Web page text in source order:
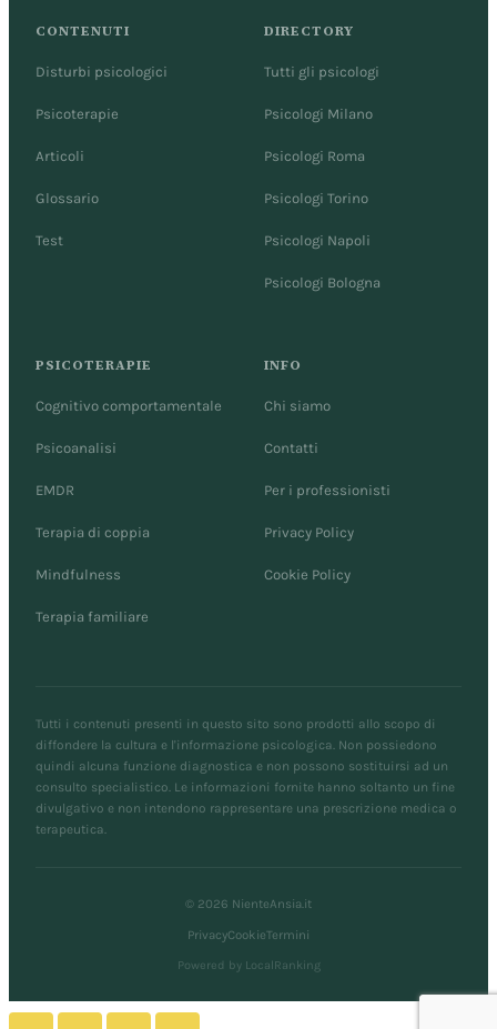
CONTENUTI
Disturbi psicologici
Psicoterapie
Articoli
Glossario
Test
DIRECTORY
Tutti gli psicologi
Psicologi Milano
Psicologi Roma
Psicologi Torino
Psicologi Napoli
Psicologi Bologna
PSICOTERAPIE
Cognitivo comportamentale
Psicoanalisi
EMDR
Terapia di coppia
Mindfulness
Terapia familiare
INFO
Chi siamo
Contatti
Per i professionisti
Privacy Policy
Cookie Policy
Tutti i contenuti presenti in questo sito sono prodotti allo scopo di
diffondere la cultura e l'informazione psicologica. Non possiedono
quindi alcuna funzione diagnostica e non possono sostituirsi ad un
consulto specialistico. Le informazioni fornite hanno soltanto un fine
divulgativo e non intendono rappresentare una prescrizione medica o
terapeutica.
© 2026 NienteAnsia.it
PrivacyCookieTermini
Powered by LocalRanking